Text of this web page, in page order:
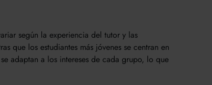
según la experiencia del tutor y las
que los estudiantes más jóvenes se centran en
adaptan a los intereses de cada grupo, lo que